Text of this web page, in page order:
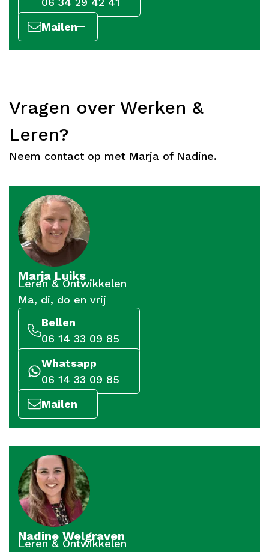
Mailen
Vragen over Werken &
Leren?
Neem contact op met Marja of Nadine.
Marja Luiks
Leren & Ontwikkelen
Ma, di, do en vrij
Bellen
06 14 33 09 85
Whatsapp
06 14 33 09 85
Mailen
Nadine Welgraven
Leren & Ontwikkelen